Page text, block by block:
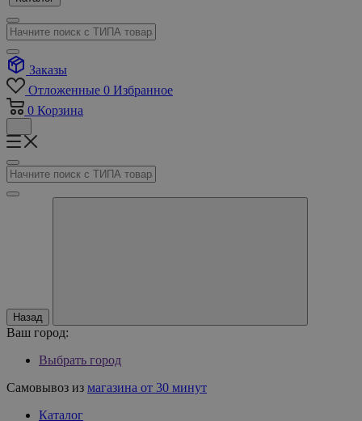
Заказы
Отложенные 0 Избранное
0 Корзина
Назад
Ваш город:
Выбрать город
Самовывоз из магазина от 30 минут
Каталог